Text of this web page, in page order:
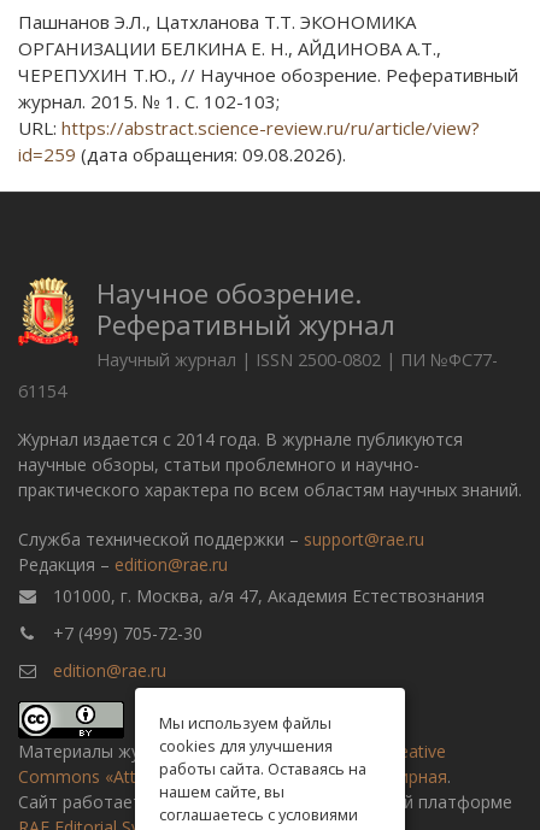
Пашнанов Э.Л., Цатхланова Т.Т. ЭКОНОМИКА
ОРГАНИЗАЦИИ БЕЛКИНА Е. Н., АЙДИНОВА А.Т.,
ЧЕРЕПУХИН Т.Ю., // Научное обозрение. Реферативный
журнал. 2015. № 1. С. 102-103;
URL: https://abstract.science-review.ru/ru/article/view?
id=259 (дата обращения: 09.08.2026).
Научное обозрение.
Реферативный журнал
Научный журнал | ISSN 2500-0802 | ПИ №ФС77-
61154
Журнал издается с 2014 года. В журнале публикуются
научные обзоры, статьи проблемного и научно-
практического характера по всем областям научных знаний.
Служба технической поддержки – support@rae.ru
Редакция – edition@rae.ru
101000, г. Москва, а/я 47, Академия Естествознания
+7 (499) 705-72-30
edition@rae.ru
Материалы журнала доступны полицензии Creative
Commons «Attribution» («Атрибуция») 4.0 Всемирная.
Сайт работает на универсальной издательской платформе
Мы используем файлы
cookies для улучшения
работы сайта. Оставаясь на
нашем сайте, вы
соглашаетесь с условиями